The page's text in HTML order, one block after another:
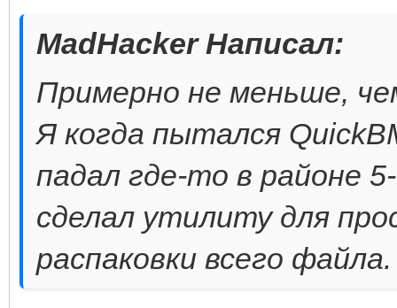
MadHacker Написал:
Примерно не меньше,
Я когда пытался
падал где-то в районе
сделал утилиту для
распаковки всего файла.